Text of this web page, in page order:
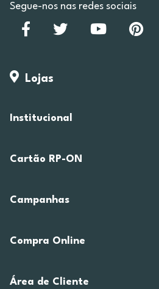
Segue-nos nas redes sociais
Lojas
Institucional
Cartão RP-ON
Campanhas
Compra Online
Área de Cliente